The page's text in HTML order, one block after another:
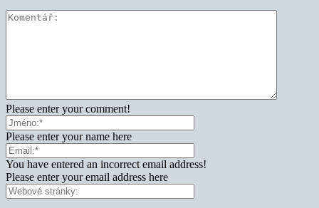
Please enter your comment!
Please enter your name here
You have entered an incorrect email address!
Please enter your email address here